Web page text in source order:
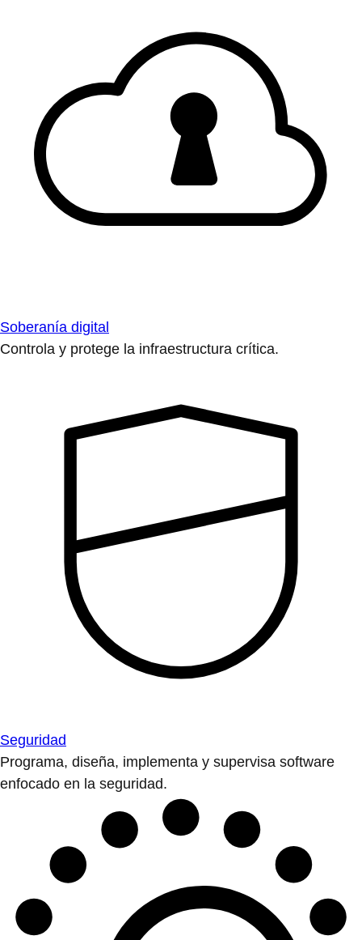
Soberanía digital
Controla y protege la infraestructura crítica.
Seguridad
Programa, diseña, implementa y supervisa software
enfocado en la seguridad.